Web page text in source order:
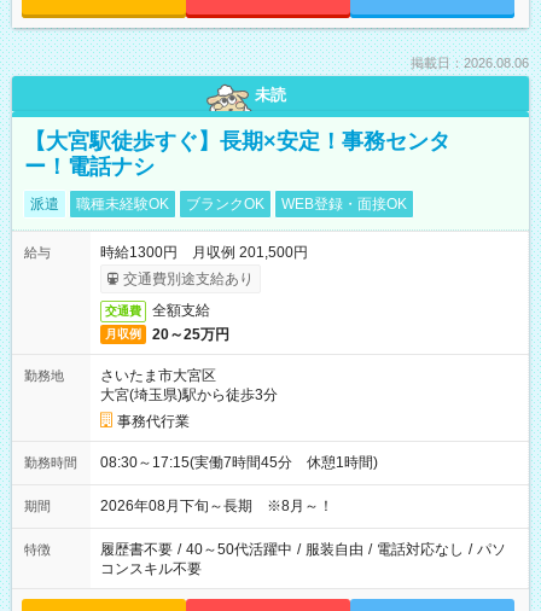
掲載日：2026.08.06
未読
【大宮駅徒歩すぐ】長期×安定！事務センタ
ー！電話ナシ
派遣 職種未経験OK ブランクOK WEB登録・面接OK
給与
時給1300円 月収例 201,500円
交通費別途支給あり
交通費 全額支給
月収例 20～25万円
勤務地
さいたま市大宮区
大宮(埼玉県)駅から徒歩3分
事務代行業
勤務時間 08:30～17:15(実働7時間45分 休憩1時間)
期間 2026年08月下旬～長期 ※8月～！
特徴 履歴書不要 / 40～50代活躍中 / 服装自由 / 電話対応なし / パソ
コンスキル不要